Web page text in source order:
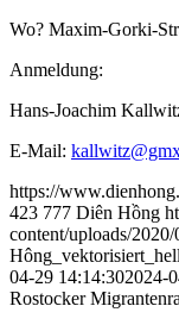
Wo? Maxim-Gorki-
Anmeldung:
Hans-Joachim
E-Mail:
https://
423 777 Diên Hồng
content/uploads/
04-29 14:14:302024-
Rostocker